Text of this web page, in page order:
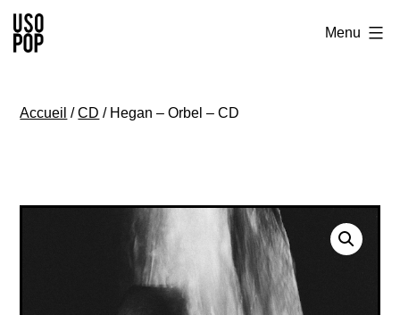
Aller
au
Usopop
&
Menu
Accueil /CD / Hegan – Orbel – CD